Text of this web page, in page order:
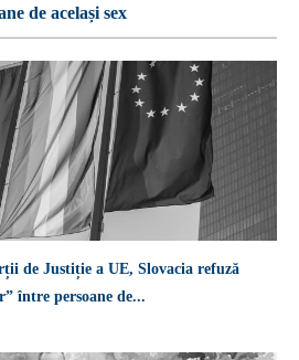
de Justiție a UE, Slovacia refuză
între persoane de...
de același sex